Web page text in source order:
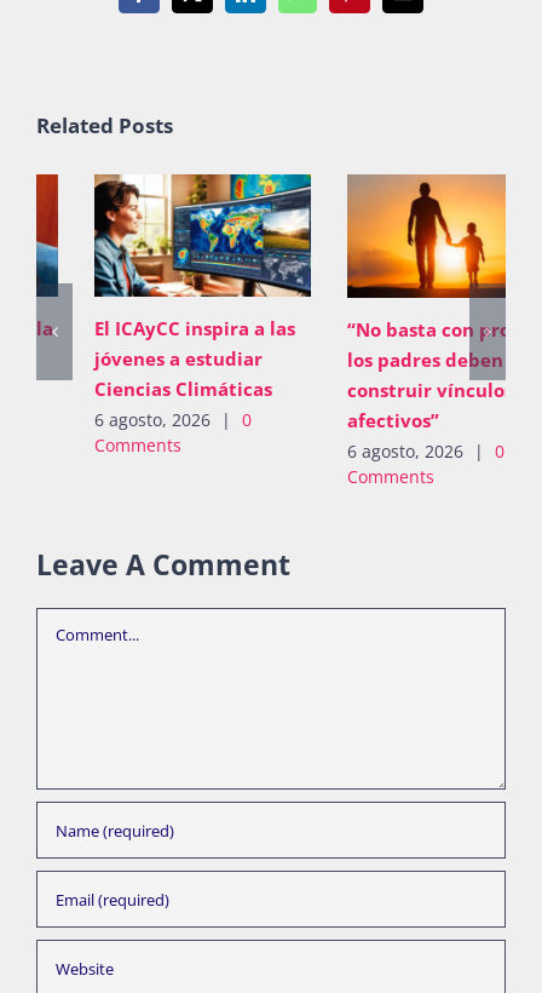
Related Posts
El ICAyCC inspira a las
jóvenes a estudiar
Ciencias Climáticas
6 agosto, 2026 | 0
Comments
“No basta con proveer;
los padres deben
construir vínculos
afectivos”
6 agosto, 2026 |
0
Comments
Leave A Comment
Comment